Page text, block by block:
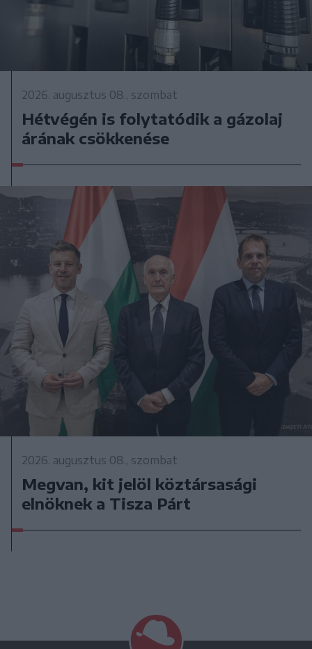
2026. augusztus 08., szombat
Hétvégén is folytatódik a gázolaj
árának csökkenése
2026. augusztus 08., szombat
Megvan, kit jelöl köztársasági
elnöknek a Tisza Párt